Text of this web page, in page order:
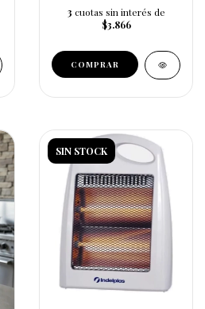
3 cuotas sin interés de
$3.866
SIN STOCK